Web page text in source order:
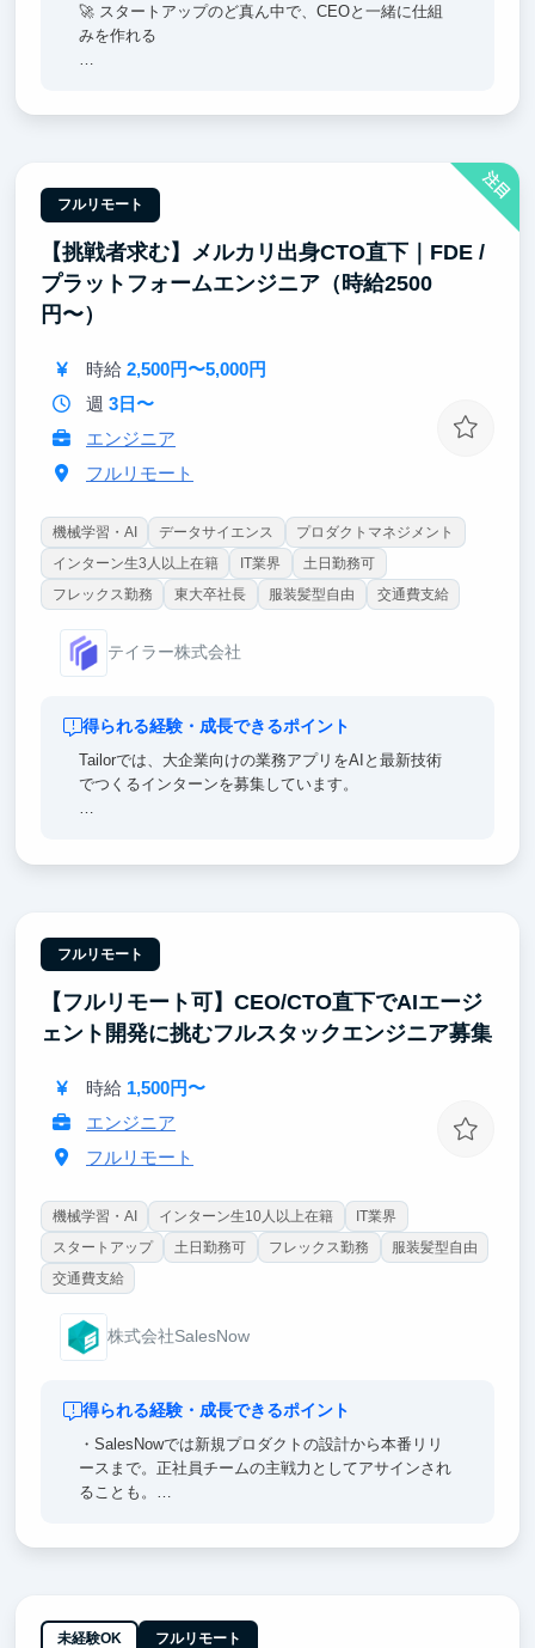
🚀 スタートアップのど真ん中で、CEOと一緒に仕組
みを作れる
注目
フルリモート
【挑戦者求む】メルカリ出身CTO直下｜FDE /
プラットフォームエンジニア（時給2500
円〜）
時給 2,500円〜5,000円
週 3日〜
エンジニア
フルリモート
機械学習・AI データサイエンス
プロダクトマネジメント
インターン生3人以上在籍
IT業界
土日勤務可
フレックス勤務
東大卒社長 服装髪型自由 交通費支給
テイラー株式会社
得られる経験・成長できるポイント
Tailorでは、大企業向けの業務アプリをAIと最新技術
でつくるインターンを募集しています。
【ポイント②｜AI活用は前提、あなたの力で会社の成
長角度を高める】
AI Agentの実行基盤、Coding Agent前提の開発体制を
確立していただくことを期待します。
クライアントは日本を代表する大手企業が中心。起業
を目指す方は、Salesから全てのフェーズに関与可
フルリモート
【フルリモート可】CEO/CTO直下でAIエージ
ェント開発に挑むフルスタックエンジニア募集
時給 1,500円〜
エンジニア
フルリモート
機械学習・AI インターン生10人以上在籍
IT業界
スタートアップ
土日勤務可 フレックス勤務
服装髪型自由
交通費支給
株式会社SalesNow
得られる経験・成長できるポイント
・SalesNowでは新規プロダクトの設計から本番リリ
ースまで。正社員チームの主戦力としてアサインされ
ることも。
握。
未経験OK フルリモート